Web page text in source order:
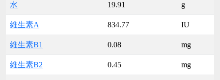
水 19.91 g
維生素A 834.77 IU
維生素B1 0.08 mg
維生素B2 0.45 mg